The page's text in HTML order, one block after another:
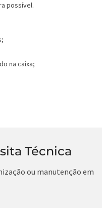
possível.
na caixa;
Técnica
ou manutenção em